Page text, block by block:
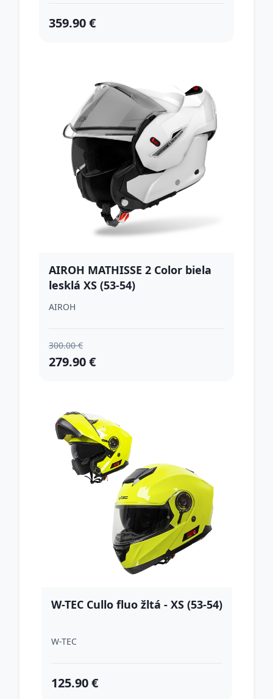
359.90 €
AIROH MATHISSE 2 Color biela
lesklá XS (53-54)
AIROH
300.00 €
279.90 €
W-TEC Cullo fluo žltá - XS (53-54)
W-TEC
125.90 €